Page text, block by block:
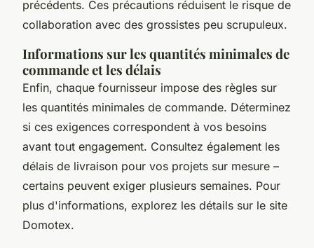
précédents. Ces précautions réduisent le risque de
collaboration avec des grossistes peu scrupuleux.
Informations sur les quantités minimales de
commande et les délais
Enfin, chaque fournisseur impose des règles sur
les quantités minimales de commande. Déterminez
si ces exigences correspondent à vos besoins
avant tout engagement. Consultez également les
délais de livraison pour vos projets sur mesure –
certains peuvent exiger plusieurs semaines. Pour
plus d'informations, explorez les détails sur le site
Domotex.